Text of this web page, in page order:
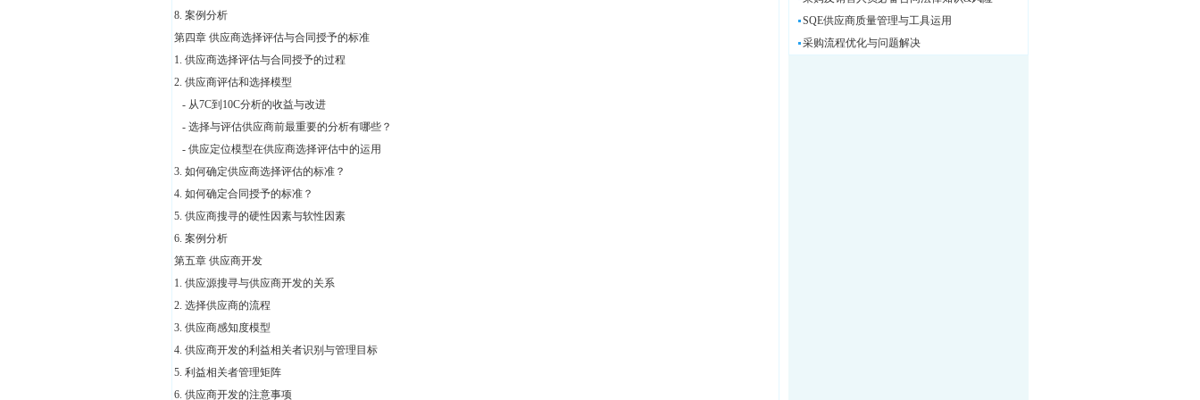
8. 案例分析
第四章 供应商选择评估与合同授予的标准
1. 供应商选择评估与合同授予的过程
2. 供应商评估和选择模型
- 从7C到10C分析的收益与改进
- 选择与评估供应商前最重要的分析有哪些？
- 供应定位模型在供应商选择评估中的运用
3. 如何确定供应商选择评估的标准？
4. 如何确定合同授予的标准？
5. 供应商搜寻的硬性因素与软性因素
6. 案例分析
第五章 供应商开发
1. 供应源搜寻与供应商开发的关系
2. 选择供应商的流程
3. 供应商感知度模型
4. 供应商开发的利益相关者识别与管理目标
5. 利益相关者管理矩阵
6. 供应商开发的注意事项
SQE供应商质量管理与工具运用
采购流程优化与问题解决